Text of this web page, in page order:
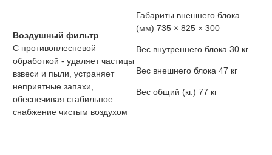
Воздушный фильтр
С противоплесневой
обработкой - удаляет частицы
взвеси и пыли, устраняет
неприятные запахи,
обеспечивая стабильное
снабжение чистым воздухом
Габариты внешнего блока
(мм) 735 × 825 × 300
Вес внутреннего блока 30 кг
Вес внешнего блока 47 кг
Вес общий (кг.) 77 кг